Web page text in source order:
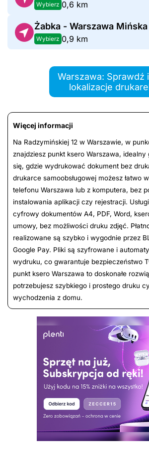
Wybierz 0,6 km
Żabka - Warszawa
Wybierz 0,9 km
Warszawa: Sprawdź
lokalizacje
Więcej informacji
Na Radzymińskiej 12 w Warszawie, w
znajdziesz punkt ksero Warszawa,
się, gdzie wydrukować dokument bez
drukarce samoobsługowej możesz łatwo
telefonu Warszawa lub z komputera, bez
instalowania aplikacji czy rejestracji.
cyfrowy dokumentów A4, PDF, Word,
umowy, bez możliwości druku zdjęć.
realizowane są szybko i wygodnie przez
Google Pay. Pliki są szyfrowane i
wydruku, co gwarantuje bezpieczeństwo
punkt ksero Warszawa to doskonałe
potrzebujesz szybkiego i prostego druku
wychodzenia z domu.